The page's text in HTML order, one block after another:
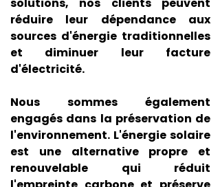
réduire leur dépendance aux
sources d'énergie traditionnelles
et diminuer leur facture
d'électricité.
Nous sommes également
engagés dans la préservation de
l'environnement. L'énergie solaire
est une alternative propre et
renouvelable qui réduit